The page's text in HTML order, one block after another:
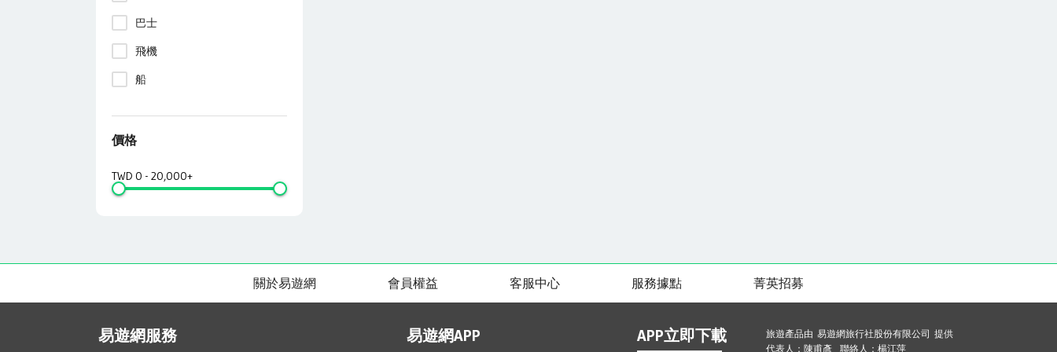
巴士
飛機
船
價格
TWD 0 - 20,000+
關於易遊網 會員權益 客服中心 服務據點 菁英招募
易遊網服務 易遊網APP APP立即下載
旅遊產品由 易遊網旅行社股份有限公司 提供
代表人：陳甫彥 聯絡人：楊江萍